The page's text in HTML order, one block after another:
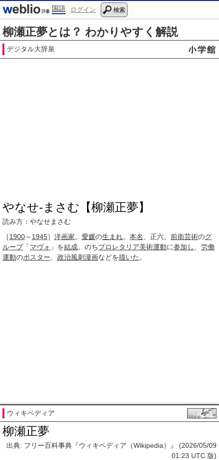
国語 ログイン 検索
柳瀬正夢とは？ わかりやすく解説
デジタル大辞泉
やなせ‐まさむ【柳瀬正夢】
読み方：やなせまさむ
［1900～ 1945］ 洋画家。 愛媛の生まれ。 本名 、正六。 前衛芸術のグ
ループ「マヴォ 」を結成。のちプロレタリア美術運動に参加し
労働
運動のポスター 政治風刺漫画などを描いた 。
ウィキペディア
柳瀬正夢
出典: フリー百科事典『ウィキペディア（Wikipedia）』 (2026/05/09
01:23 UTC 版)